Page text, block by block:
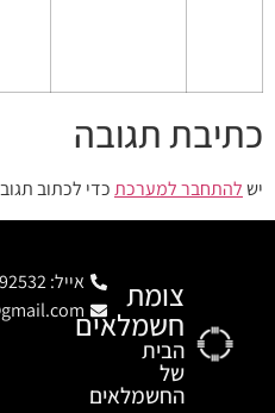
כתיבת תגובה
ישלהתחבר למערכתכדי לכתוב
צומת
חשמלאים
הבית
של
החשמלאים
אייל: 054-9992532